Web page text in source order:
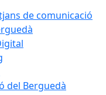
de comunicació
del Berguedà